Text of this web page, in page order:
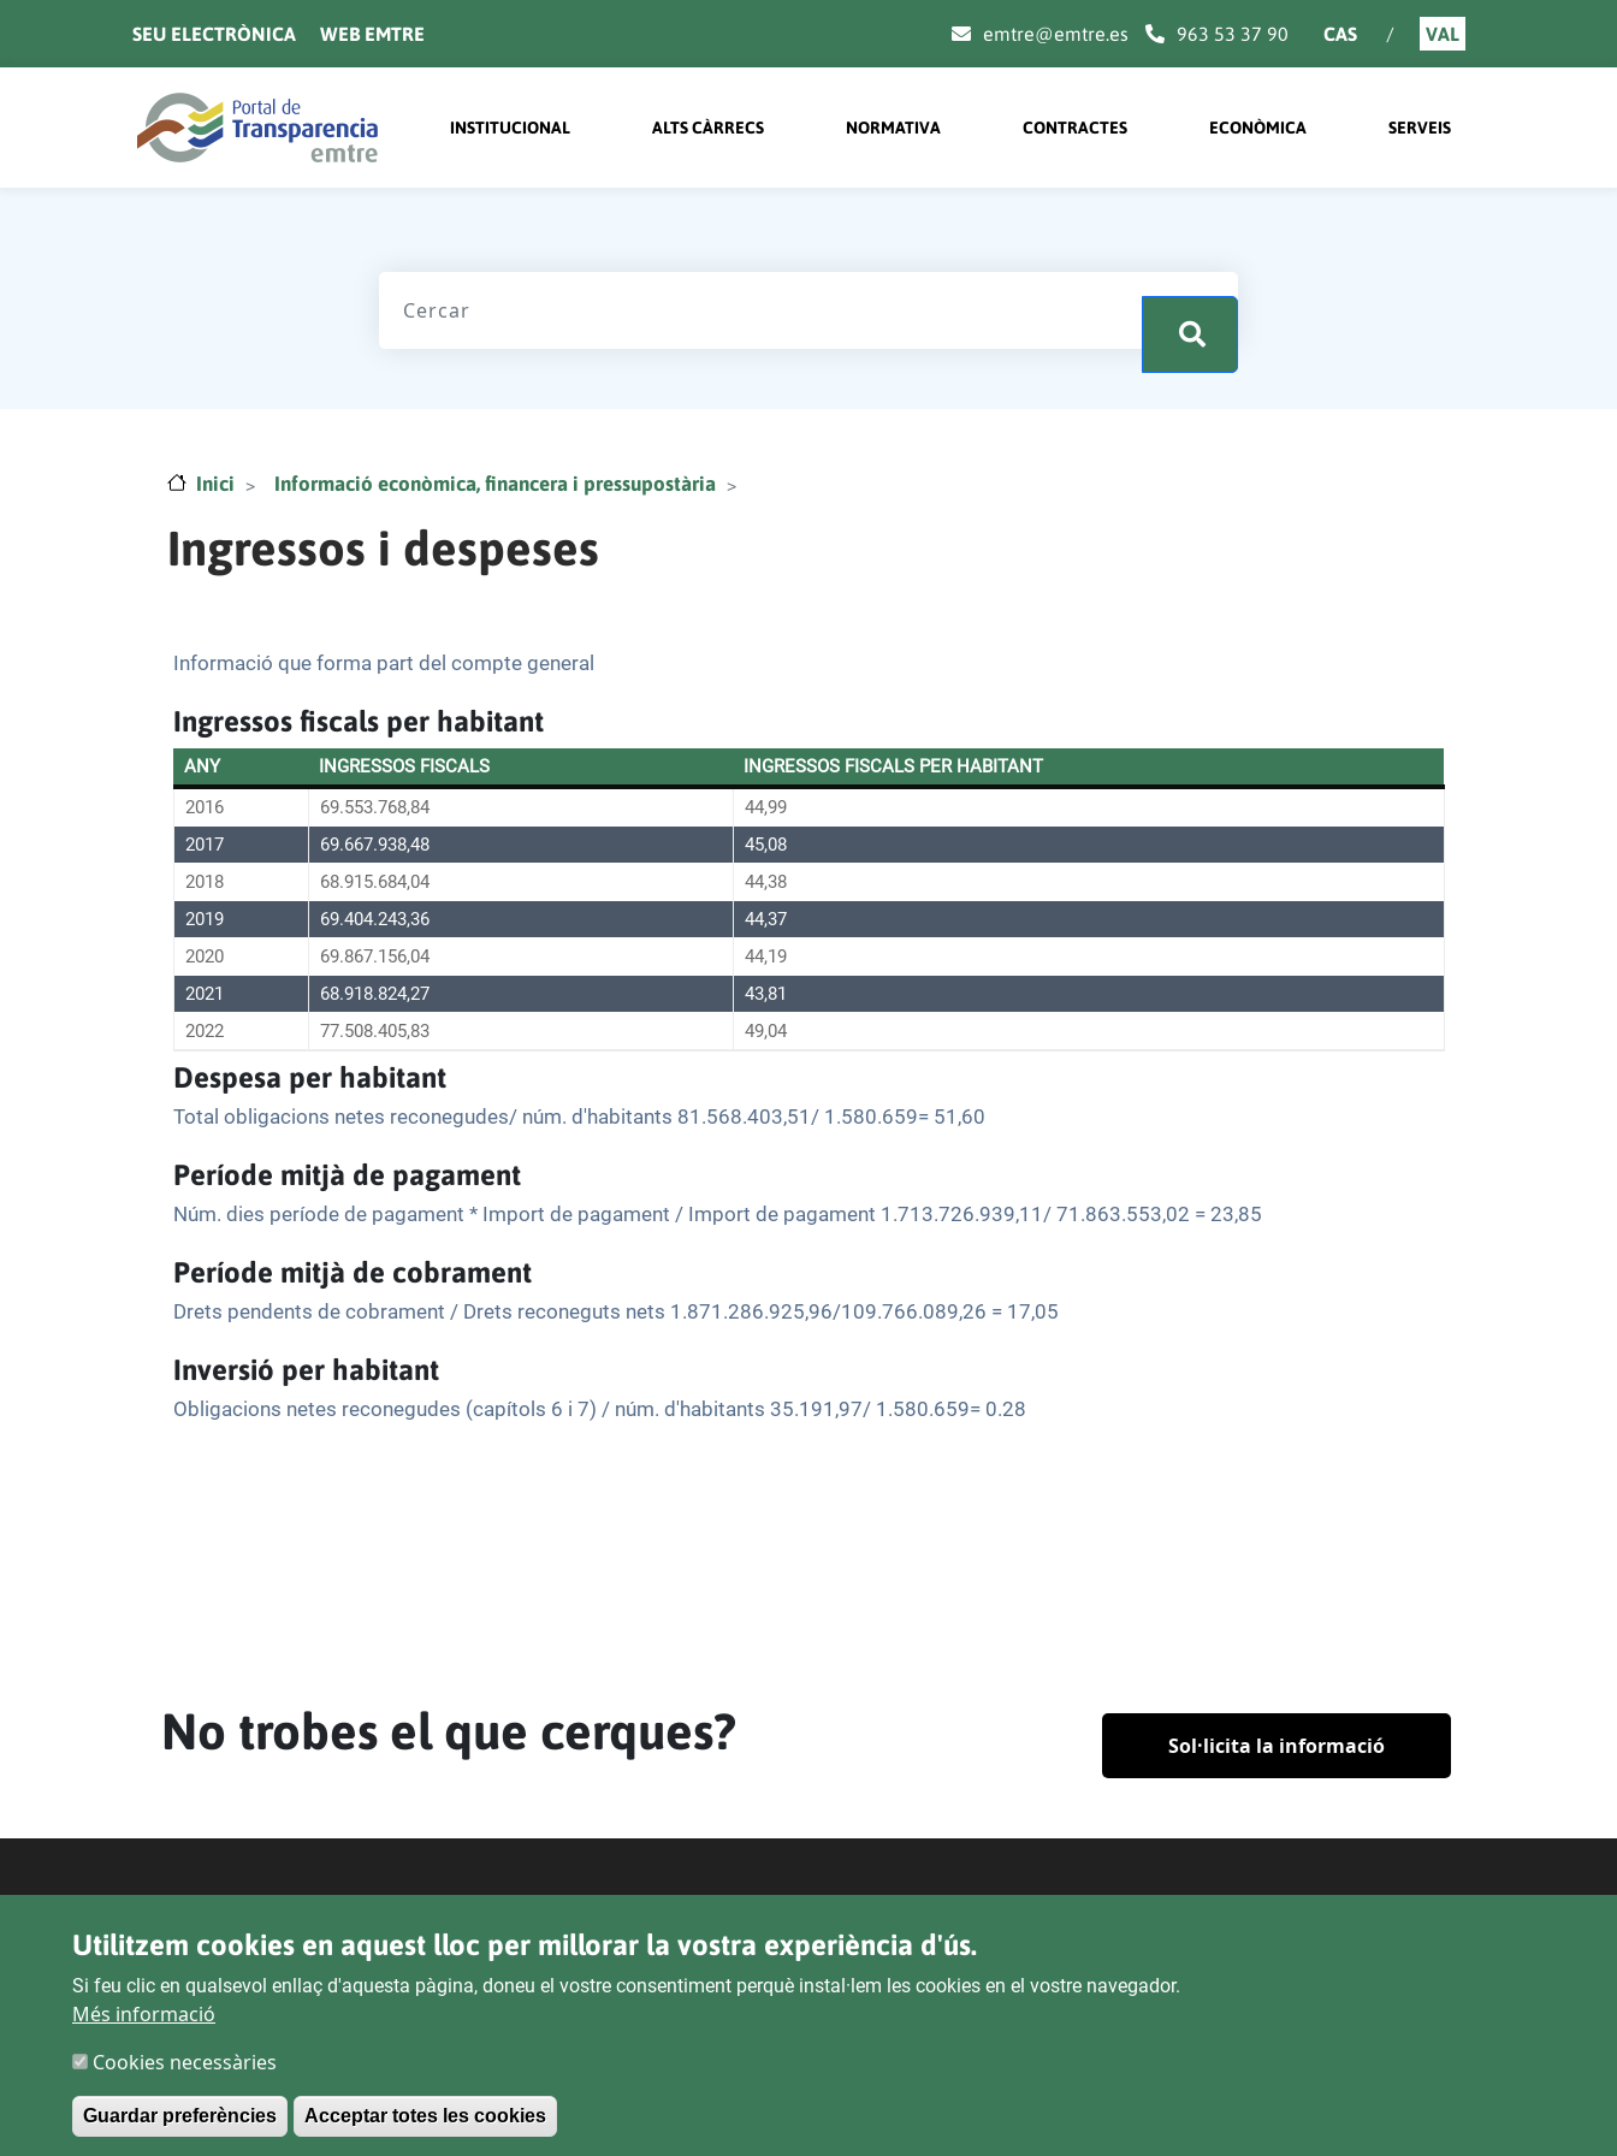
SEU ELECTRÒNICA WEB EMTRE emtre@emtre.es 963 53 37 90 CAS VAL
Navegacion menu principal
INSTITUCIONAL ALTS CÀRRECS NORMATIVA CONTRACTES ECONÒMICA SERVEIS
Inici Informació econòmica, financera i pressupostària
Ingressos i despeses
Informació que forma part del compte general
Ingressos fiscals per habitant
ANY INGRESSOS FISCALS
INGRESSOS FISCALS PER HABITANT
2016
69.553.768,84
44,99
2017
69.667.938,48
45,08
2018
68.915.684,04
44,38
2019
69.404.243,36
44,37
2020
69.867.156,04
44,19
2021
68.918.824,27
43,81
2022
77.508.405,83 49,04
Despesa per habitant
Total obligacions netes reconegudes/ núm. d'habitants 81.568.403,51/ 1.580.659= 51,60
Període mitjà de pagament
Núm. dies període de pagament * Import de pagament / Import de pagament 1.713.726.939,11/ 71.863.553,02 = 23,85
Període mitjà de cobrament
Drets pendents de cobrament / Drets reconeguts nets 1.871.286.925,96/109.766.089,26 = 17,05
Inversió per habitant
Obligacions netes reconegudes (capítols 6 i 7) / núm. d'habitants 35.191,97/ 1.580.659= 0.28
No trobes el que cerques? Sol·licita la informació
Seu Electrònica
Utilitzem cookies en aquest lloc per millorar la vostra experiència d'ús.
Si feu clic en qualsevol enllaç d'aquesta pàgina, doneu el vostre consentiment perquè instal·lem les cookies en el vostre navegador.
Més informació
Cookies necessàries
Guardar preferències Acceptar totes les cookies